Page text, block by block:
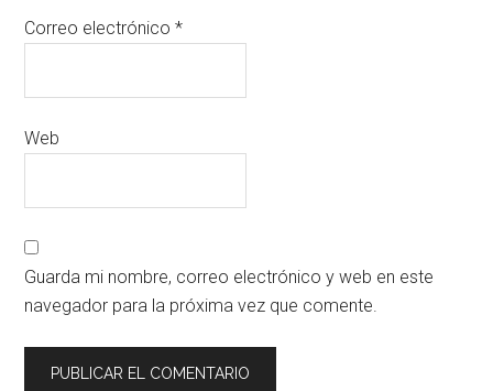
Correo electrónico*
Web
Guarda mi nombre, correo electrónico y web en este
navegador para la próxima vez que comente.